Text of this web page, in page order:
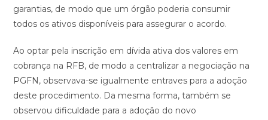
garantias, de modo que um órgão poderia consumir
todos os ativos disponíveis para assegurar o acordo.
Ao optar pela inscrição em dívida ativa dos valores em
cobrança na RFB, de modo a centralizar a negociação na
PGFN, observava-se igualmente entraves para a adoção
deste procedimento. Da mesma forma, também se
observou dificuldade para a adoção do novo